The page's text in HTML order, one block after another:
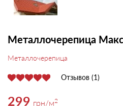
Металлочерепица
Металлочерепица
Отзывов (1)
299 грн/м2